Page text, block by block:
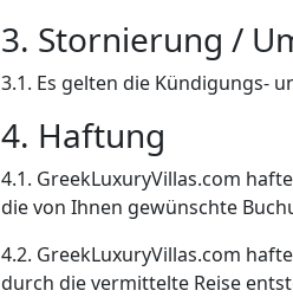
3. Stornierung /
3.1. Es gelten die Kündigungs-
4. Haftung
4.1. GreekLuxuryVillas.com
die von Ihnen gewünschte
4.2. GreekLuxuryVillas.com
durch die vermittelte Reise